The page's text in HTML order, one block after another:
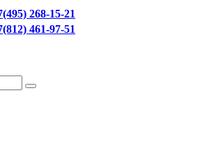
268-15-21
461-97-51